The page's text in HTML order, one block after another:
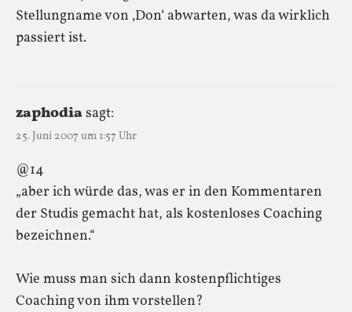
Stellungname von ‚Don‘ abwarten, was da wirklich
passiert ist.
zaphodiasagt:
25. Juni 2007 um 1:57 Uhr
@14
„aber ich würde das, was er in den Kommentaren
der Studis gemacht hat, als kostenloses Coaching
bezeichnen.“
Wie muss man sich dann kostenpflichtiges
Coaching von ihm vorstellen?